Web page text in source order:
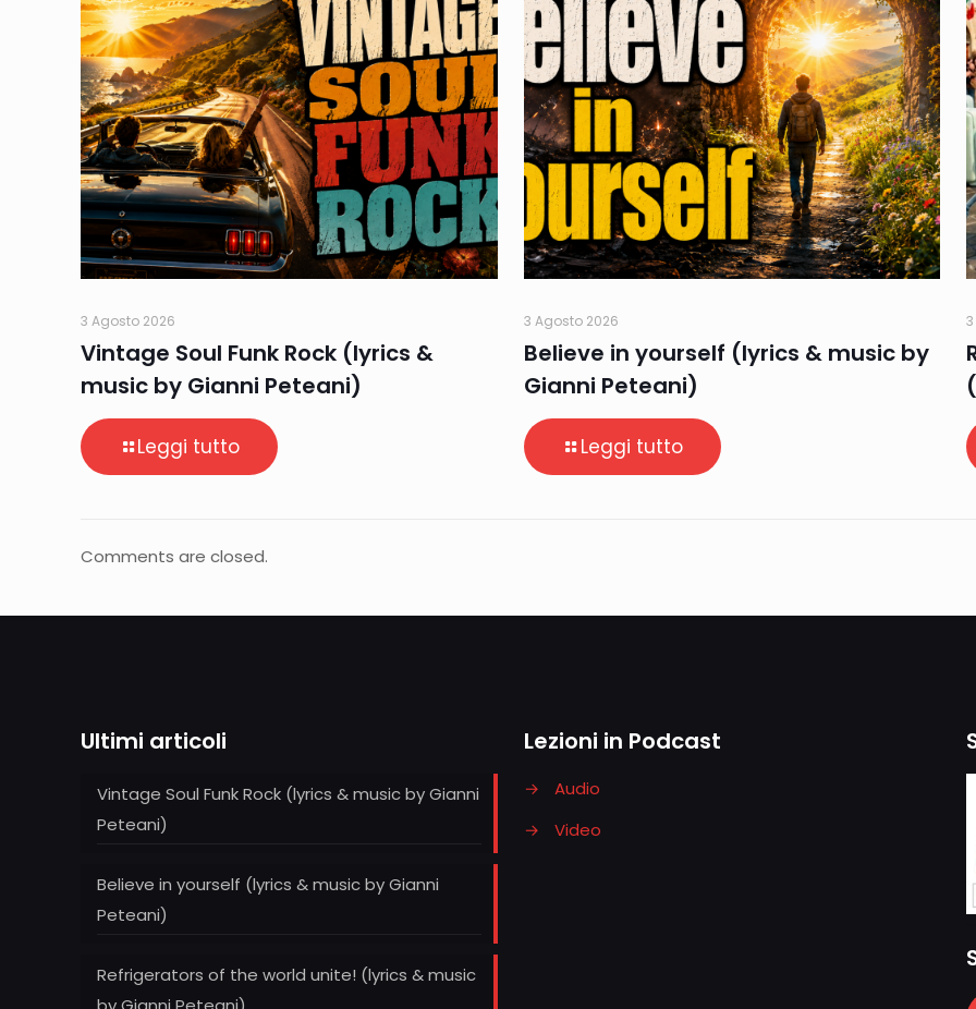
3 Agosto 2026
Vintage Soul Funk Rock (lyrics &
music by Gianni Peteani)
Leggi tutto
3 Agosto 2026
Believe in yourself (lyrics & music by
Gianni Peteani)
Leggi tutto
Comments are closed.
Ultimi articoli
Vintage Soul Funk Rock (lyrics & music by Gianni
Peteani)
Believe in yourself (lyrics & music by Gianni
Peteani)
Refrigerators of the world unite! (lyrics & music
Lezioni in Podcast
→
Audio
→
Video